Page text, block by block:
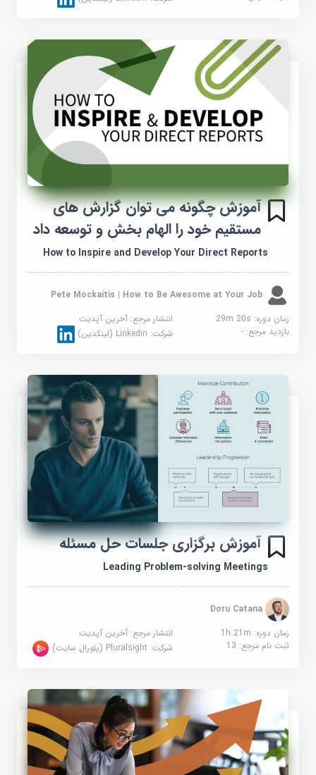
آموزش چگونه می توان گزارش های
مستقیم خود را الهام بخش و توسعه داد
How to Inspire and Develop Your Direct Reports
Pete Mockaitis | How to Be Awesome at Your Job
زمان دوره: 29m 20s
انتشار مرجع:آخرین آپدیت
بازدید مرجع:- شرکت:Linkedin (لینکدین)
آموزش برگزاری جلسات حل مسئله
Leading Problem-solving Meetings
Doru Catana
زمان دوره: 1h 21m
انتشار مرجع:آخرین آپدیت
ثبت نام مرجع:13 شرکت:Pluralsight (پلورال سایت)